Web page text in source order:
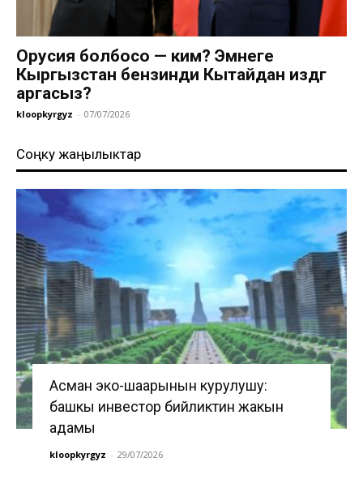
Орусия болбосо — ким? Эмнеге
Кыргызстан бензинди Кытайдан издөөгө
аргасыз?
kloopkyrgyz - 07/07/2026
Соңку жаңылыктар
Асман эко-шаарынын курулушу:
башкы инвестор бийликтин жакын
адамы
kloopkyrgyz - 29/07/2026